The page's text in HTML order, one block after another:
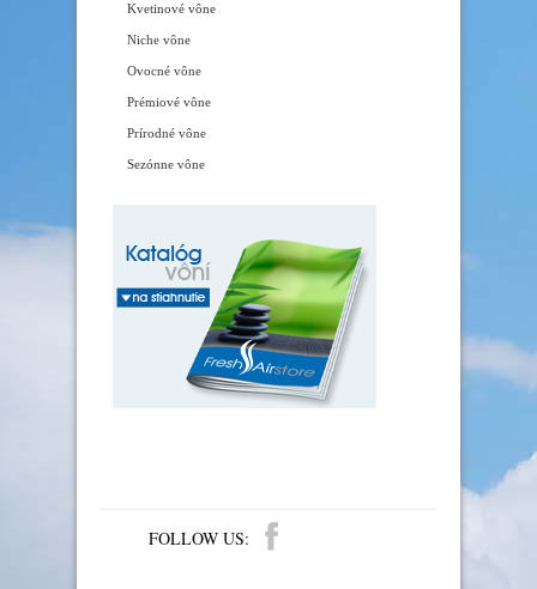
Kvetinové vône
Niche vône
Ovocné vône
Prémiové vône
Prírodné vône
Sezónne vône
FOLLOW US: